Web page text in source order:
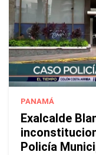
PANAMÁ
Exalcalde
Policía